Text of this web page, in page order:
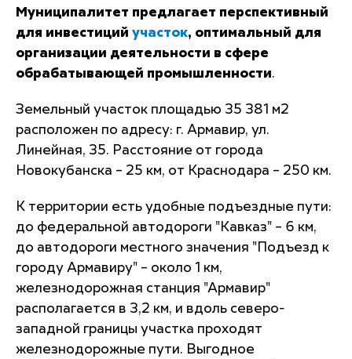
Муниципалитет предлагает перспективный
для инвестиций участок, оптимальный для
организации деятельности в сфере
обрабатывающей промышленности.
Земельный участок площадью 35 381 м2
расположен по адресу: г. Армавир, ул.
Линейная, 35. Расстояние от города
Новокубанска – 25 км, от Краснодара – 250 км.
К территории есть удобные подъездные пути:
до федеральной автодороги "Кавказ" – 6 км,
до автодороги местного значения "Подъезд к
городу Армавиру" – около 1 км,
железнодорожная станция "Армавир"
располагается в 3,2 км, и вдоль северо-
западной границы участка проходят
железнодорожные пути. Выгодное